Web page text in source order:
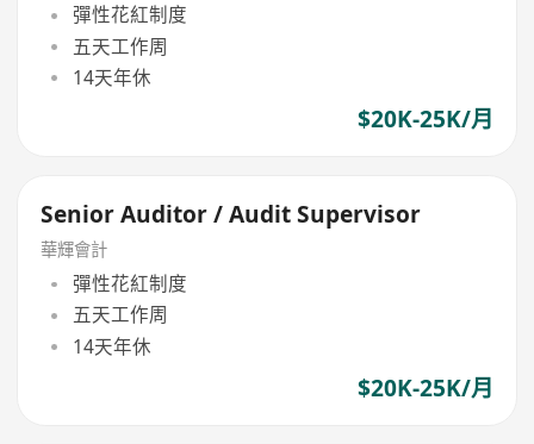
彈性花紅制度
五天工作周
14天年休
$20K-25K/月
Senior Auditor / Audit Supervisor
華輝會計
彈性花紅制度
五天工作周
14天年休
$20K-25K/月